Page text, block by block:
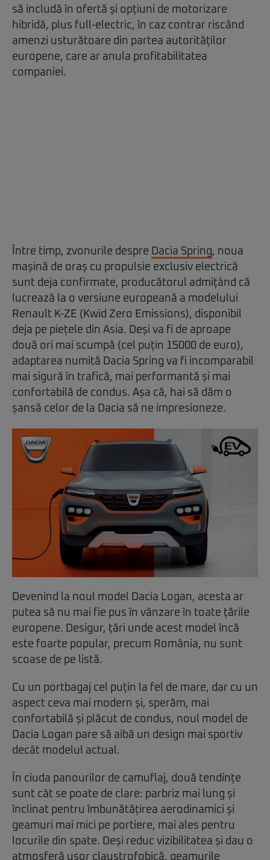
să includă în ofertă și opțiuni de motorizare
hibridă, plus full-electric, în caz contrar riscând
amenzi usturătoare din partea autorităților
europene, care ar anula profitabilitatea
companiei.
Între timp, zvonurile despre Dacia Spring, noua
mașină de oraș cu propulsie exclusiv electrică
sunt deja confirmate, producătorul admițând că
lucrează la o versiune europeană a modelului
Renault K-ZE (Kwid Zero Emissions), disponibil
deja pe piețele din Asia. Deși va fi de aproape
două ori mai scumpă (cel puțin 15000 de euro),
adaptarea numită Dacia Spring va fi incomparabil
mai sigură în trafică, mai performantă și mai
confortabilă de condus. Așa că, hai să dăm o
șansă celor de la Dacia să ne impresioneze.
Devenind la noul model Dacia Logan, acesta ar
putea să nu mai fie pus în vânzare în toate țările
europene. Desigur, țări unde acest model încă
este foarte popular, precum România, nu sunt
scoase de pe listă.
Cu un portbagaj cel puțin la fel de mare, dar cu un
aspect ceva mai modern și, sperăm, mai
confortabilă și plăcut de condus, noul model de
Dacia Logan pare să aibă un design mai sportiv
decât modelul actual.
În ciuda panourilor de camuflaj, două tendințe
sunt cât se poate de clare: parbriz mai lung și
înclinat pentru îmbunătățirea aerodinamici și
geamuri mai mici pe portiere, mai ales pentru
locurile din spate. Deși reduc vizibilitatea și dau o
atmosferă ușor claustrofobică, geamurile